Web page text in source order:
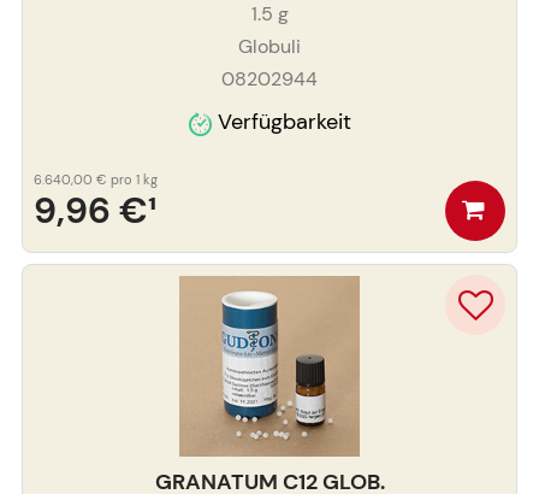
1.5 g
Globuli
08202944
Verfügbarkeit
9,96 €¹
6.640,00 € pro 1 kg
GRANATUM C12 GLOB.